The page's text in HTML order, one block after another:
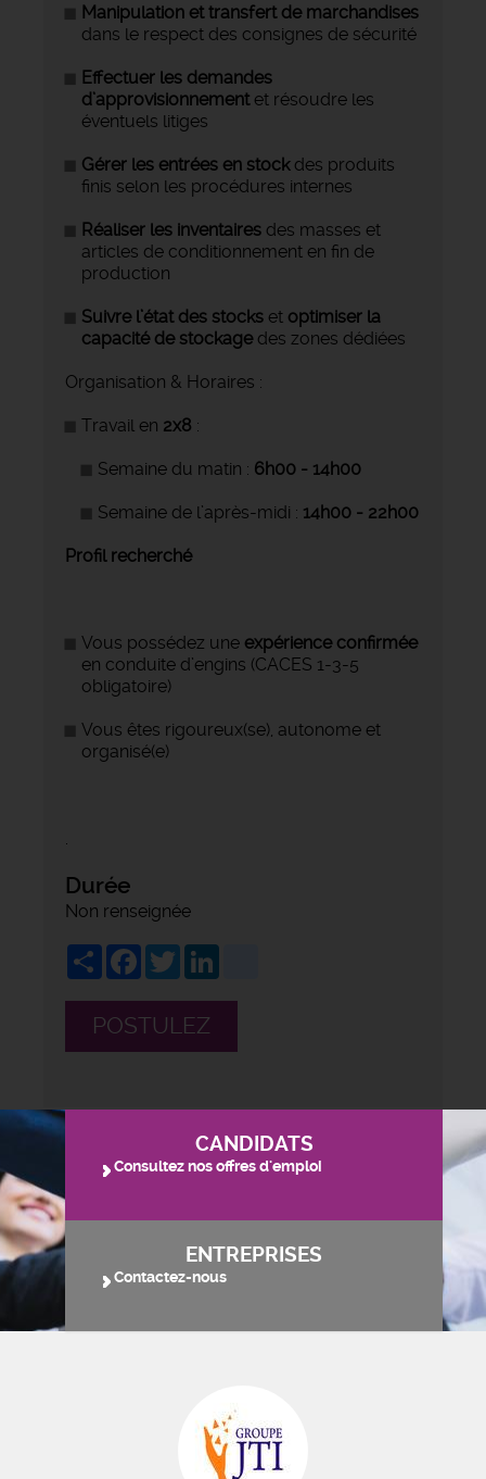
Manipulation et transfert de marchandises
dans le respect des consignes de sécurité
Effectuer les demandes
d’approvisionnementet résoudre les
éventuels litiges
Gérer les entrées en stockdes produits
finis selon les procédures internes
Réaliser les inventaires des masses et
articles de conditionnement en fin de
production
Suivre l’état des stocks et optimiser la
capacité de stockagedes zones dédiées
Organisation & Horaires :
Travail en 2x8 :
Semaine du matin : 6h00 - 14h00
Semaine de l’après-midi : 14h00 - 22h00
Profil recherché
Vous possédez une expérience confirmée
en conduite d’engins (CACES 1-3-5
obligatoire)
Vous êtes rigoureux(se), autonome et
organisé(e)
.
Durée
Non renseignée
ShareFacebook
Twitter
POSTULEZ
CANDIDATS
Consultez nos offres d'emploi
ENTREPRISES
Contactez-nous